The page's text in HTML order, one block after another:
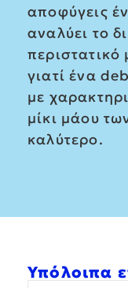
αποφύγεις
αναλύει το
περιστατικό
γιατί ένα
με
μίκι μάου
καλύτερο.
Υπόλοιπα